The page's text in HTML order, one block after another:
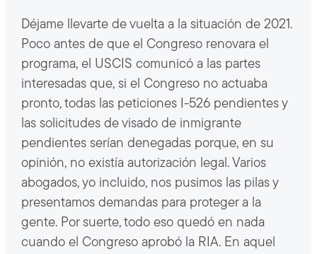
Déjame llevarte de vuelta a la situación de 2021.
Poco antes de que el Congreso renovara el
programa, el USCIS comunicó a las partes
interesadas que, si el Congreso no actuaba
pronto, todas las peticiones I-526 pendientes y
las solicitudes de visado de inmigrante
pendientes serían denegadas porque, en su
opinión, no existía autorización legal. Varios
abogados, yo incluido, nos pusimos las pilas y
presentamos demandas para proteger a la
gente. Por suerte, todo eso quedó en nada
cuando el Congreso aprobó la RIA. En aquel